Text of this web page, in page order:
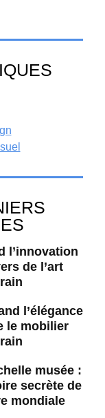
l’innovation
de l’art
l’élégance
le mobilier
musée :
secrète de
mondiale